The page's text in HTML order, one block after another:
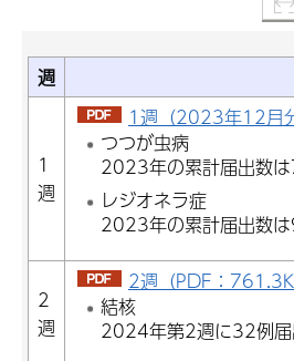
週
1
週
1週（2023年12月
つつが虫病
2023年の累計届出数は
レジオネラ症
2023年の累計届出数は
2
週
2週（PDF：
結核
2024年第2週に32例届